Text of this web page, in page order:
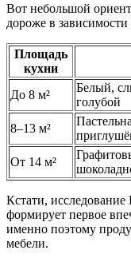
Вот небольшой
дороже в зависимости
Площадь
кухни
До 8 м²
Белый,
голубой
8–13 м²
От 14 м²
Кстати, исследование
формирует первое
именно поэтому
мебели.